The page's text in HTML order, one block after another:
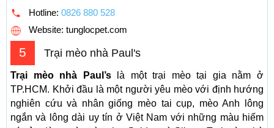
Hotline: 0826 880 528
Website: tunglocpet.com
5 Trại mèo nhà Paul's
Trại mèo nhà Paul’slà một trại mèo tại gia nằm ở
TP.HCM. Khởi đầu là một người yêu mèo với định hướng
nghiên cứu và nhân giống mèo tai cụp, mèo Anh lông
ngắn và lông dài uy tín ở Việt Nam với những màu hiếm